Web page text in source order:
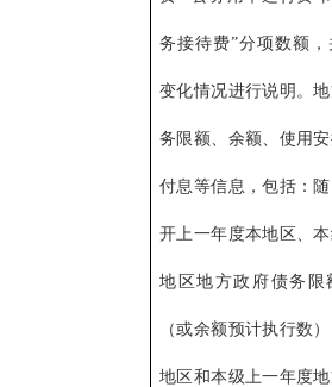
务接待费”分项数额
变化情况进行说明。
务限额、余额、使用
付息等信息，包括：
开上一年度本地区、
地区地方政府债务限
（或余额预计执行数
地区和本级上一年度